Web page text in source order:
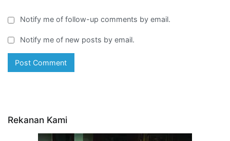
Notify me of follow-up comments by email.
Notify me of new posts by email.
Rekanan Kami